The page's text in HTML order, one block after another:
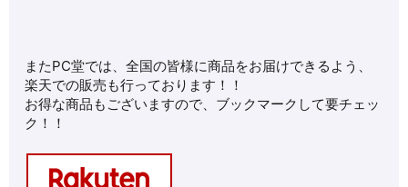
またPC堂では、全国の皆様に商品をお届けできるよう、
楽天での販売も行っております！！
お得な商品もございますので、ブックマークして要チェッ
ク！！